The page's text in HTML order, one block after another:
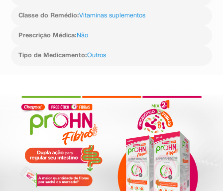
Classe do Remédio:Vitaminas suplementos
Prescrição Médica: Não
Tipo de Medicamento:Outros